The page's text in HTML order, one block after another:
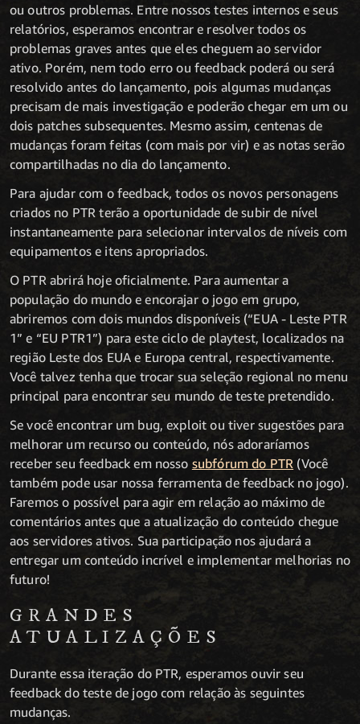
ou outros problemas. Entre nossos testes internos e seus
relatórios, esperamos encontrar e resolver todos os
problemas graves antes que eles cheguem ao servidor
ativo. Porém, nem todo erro ou feedback poderá ou será
resolvido antes do lançamento, pois algumas mudanças
precisam de mais investigação e poderão chegar em um ou
dois patches subsequentes. Mesmo assim, centenas de
mudanças foram feitas (com mais por vir) e as notas serão
compartilhadas no dia do lançamento.
Para ajudar com o feedback, todos os novos personagens
criados no PTR terão a oportunidade de subir de nível
instantaneamente para selecionar intervalos de níveis com
equipamentos e itens apropriados.
O PTR abrirá hoje oficialmente. Para aumentar a
população do mundo e encorajar o jogo em grupo,
abriremos com dois mundos disponíveis (“EUA - Leste PTR
1” e “EU PTR1”) para este ciclo de playtest, localizados na
região Leste dos EUA e Europa central, respectivamente.
Você talvez tenha que trocar sua seleção regional no menu
principal para encontrar seu mundo de teste pretendido.
Se você encontrar um bug, exploit ou tiver sugestões para
melhorar um recurso ou conteúdo, nós adoraríamos
receber seu feedback em nosso subfórum do PTR (Você
também pode usar nossa ferramenta de feedback no jogo).
Faremos o possível para agir em relação ao máximo de
comentários antes que a atualização do conteúdo chegue
aos servidores ativos. Sua participação nos ajudará a
entregar um conteúdo incrível e implementar melhorias no
futuro!
GRANDES
ATUALIZAÇÕES
Durante essa iteração do PTR, esperamos ouvir seu
feedback do teste de jogo com relação às seguintes
mudanças.